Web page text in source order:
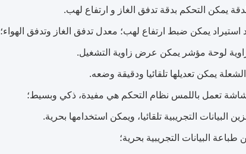
معدل تدفق الغاز وتدفق الهواء؛